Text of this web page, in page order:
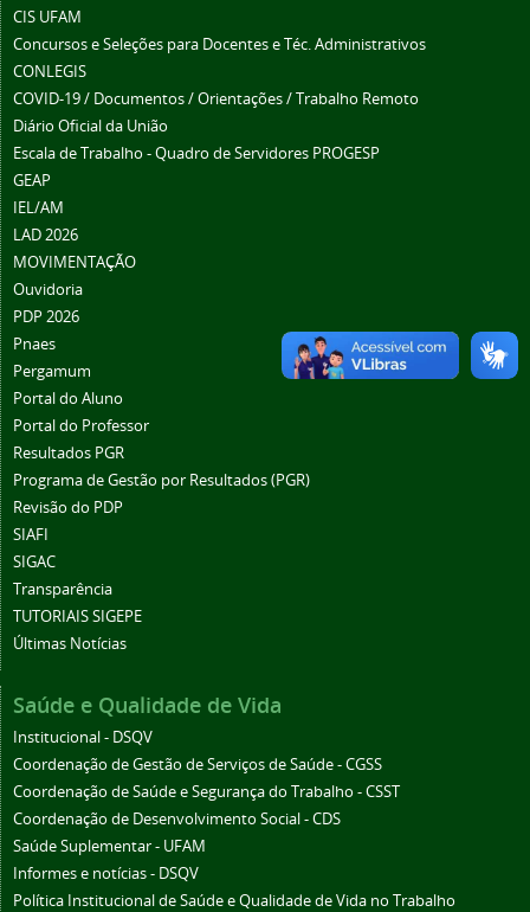
CIS UFAM
Concursos e Seleções para Docentes e Téc. Administrativos
CONLEGIS
COVID-19 / Documentos / Orientações / Trabalho Remoto
Diário Oficial da União
Escala de Trabalho - Quadro de Servidores PROGESP
GEAP
IEL/AM
LAD 2026
MOVIMENTAÇÃO
Ouvidoria
PDP 2026
Pnaes
Pergamum
Portal do Aluno
Portal do Professor
Resultados PGR
Programa de Gestão por Resultados (PGR)
Revisão do PDP
SIAFI
SIGAC
Transparência
TUTORIAIS SIGEPE
Últimas Notícias
Saúde e Qualidade de Vida
Institucional - DSQV
Coordenação de Gestão de Serviços de Saúde - CGSS
Coordenação de Saúde e Segurança do Trabalho - CSST
Coordenação de Desenvolvimento Social - CDS
Saúde Suplementar - UFAM
Informes e notícias - DSQV
Política Institucional de Saúde e Qualidade de Vida no Trabalho